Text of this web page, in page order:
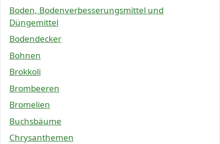
Boden, Bodenverbesserungsmittel und
Düngemittel
Bodendecker
Bohnen
Brokkoli
Brombeeren
Bromelien
Buchsbäume
Chrysanthemen